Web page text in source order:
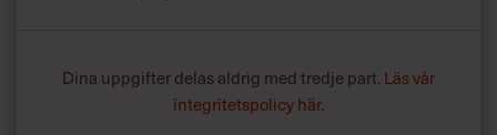
Dina uppgifter delas aldrig med tredje part. Läs vår
integritetspolicy här.